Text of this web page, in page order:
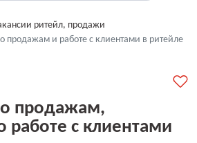
ритейл, продажи
продажам и работе с клиентами в ритейле
продажам,
с клиентами